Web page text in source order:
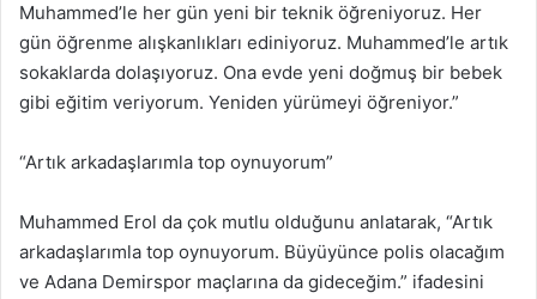
Muhammed’le her gün yeni bir teknik öğreniyoruz. Her
gün öğrenme alışkanlıkları ediniyoruz. Muhammed’le artık
sokaklarda dolaşıyoruz. Ona evde yeni doğmuş bir bebek
gibi eğitim veriyorum. Yeniden yürümeyi öğreniyor.”
“Artık arkadaşlarımla top oynuyorum”
Muhammed Erol da çok mutlu olduğunu anlatarak, “Artık
arkadaşlarımla top oynuyorum. Büyüyünce polis olacağım
ve Adana Demirspor maçlarına da gideceğim.” ifadesini